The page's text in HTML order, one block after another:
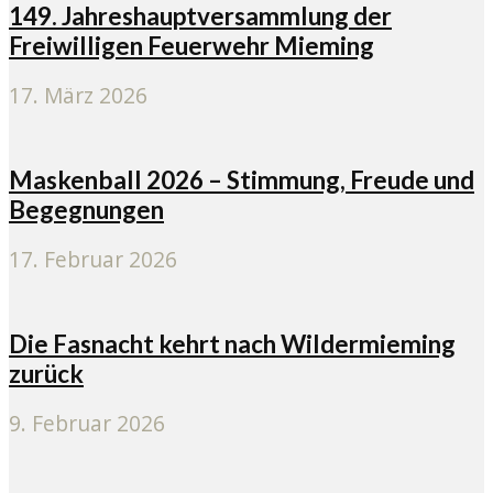
149. Jahreshauptversammlung der
Freiwilligen Feuerwehr Mieming
17. März 2026
Maskenball 2026 – Stimmung, Freude und
Begegnungen
17. Februar 2026
Die Fasnacht kehrt nach Wildermieming
zurück
9. Februar 2026